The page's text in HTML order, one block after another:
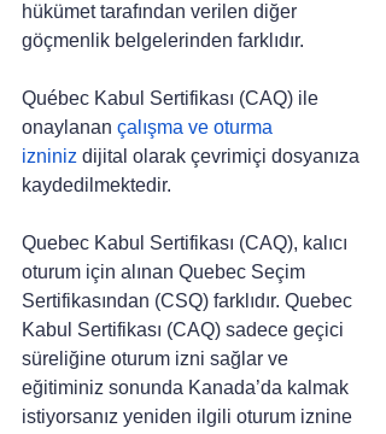
hükümet tarafından verilen diğer
göçmenlik belgelerinden farklıdır.
Québec Kabul Sertifikası (CAQ) ile
onaylanan çalışma ve oturma
izniniz dijital olarak çevrimiçi dosyanıza
kaydedilmektedir.
Quebec Kabul Sertifikası (CAQ), kalıcı
oturum için alınan Quebec Seçim
Sertifikasından (CSQ) farklıdır. Quebec
Kabul Sertifikası (CAQ) sadece geçici
süreliğine oturum izni sağlar ve
eğitiminiz sonunda Kanada’da kalmak
istiyorsanız yeniden ilgili oturum iznine